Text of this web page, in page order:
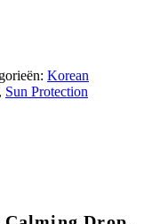
Korean
, Sun Protection